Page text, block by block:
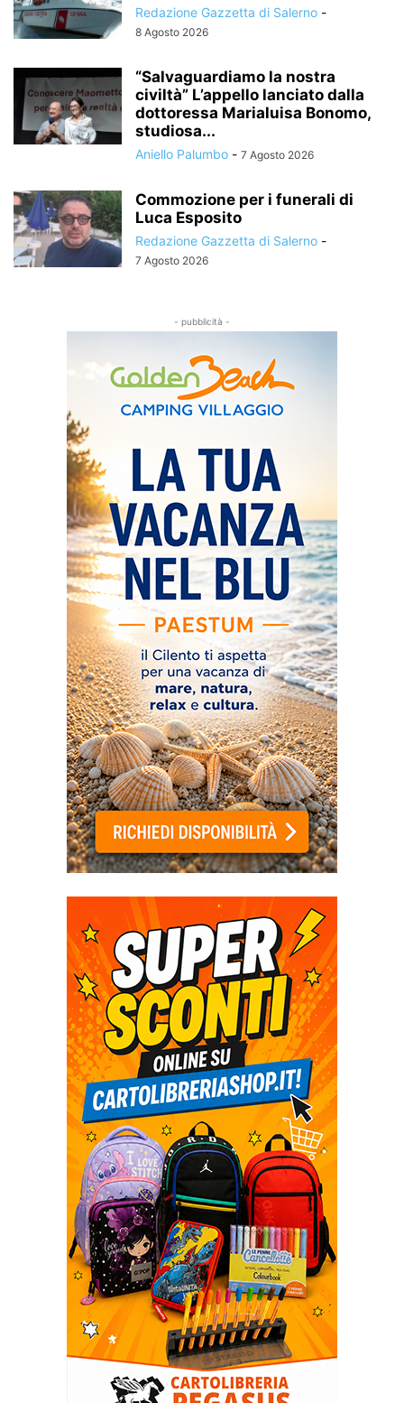
Redazione Gazzetta di Salerno -
8 Agosto 2026
“Salvaguardiamo la nostra
civiltà” L’appello lanciato dalla
dottoressa Marialuisa Bonomo,
studiosa...
Aniello Palumbo - 7 Agosto 2026
Commozione per i funerali di
Luca Esposito
Redazione Gazzetta di Salerno -
7 Agosto 2026
- pubblicità -